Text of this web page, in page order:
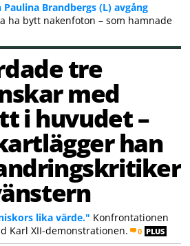
Brandbergs (L) avgång
ha bytt nakenfoton – som hamnade
tre
med
i huvudet –
han
lika värde." Konfrontationen
Karl XII-demonstrationen.
0 PLUS